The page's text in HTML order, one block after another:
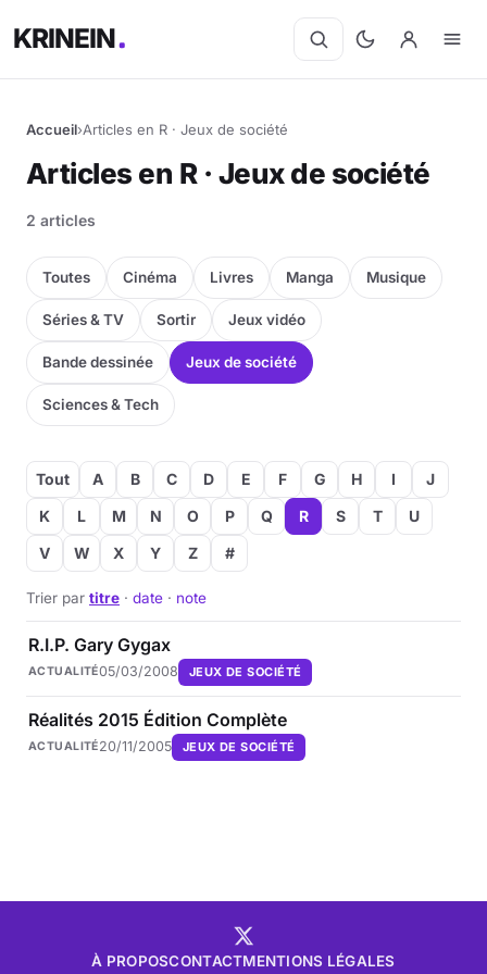
KRINEIN
Accueil›Articles en R · Jeux de société
Articles en R · Jeux de société
2 articles
Toutes Cinéma Livres Manga Musique
Séries & TV Sortir Jeux vidéo
Bande dessinée Jeux de société
Sciences & Tech
Tout A B C D E F G H I
J
K
L M N O P Q R S T
U
V
W X Y Z #
Trier par titre · date · note
R.I.P. Gary Gygax
ACTUALITÉ05/03/2008 JEUX DE SOCIÉTÉ
Réalités 2015 Édition Complète
ACTUALITÉ20/11/2005 JEUX DE SOCIÉTÉ
À PROPOSCONTACTMENTIONS LÉGALES